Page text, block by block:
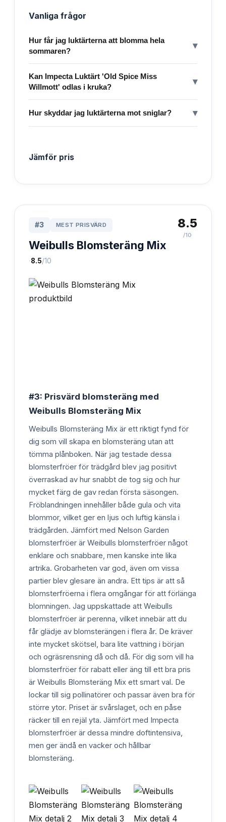
Vanliga frågor
Hur får jag luktärterna att blomma hela
sommaren?
▾
Kan Impecta Luktärt 'Old Spice Miss
Willmott' odlas i kruka?
▾
Hur skyddar jag luktärterna mot sniglar? ▾
Jämför pris
#3 MEST PRISVÄRD
Weibulls Blomsteräng Mix
·8.5/10
8.5
/10
#3: Prisvärd blomsteräng med
Weibulls Blomsteräng Mix
Weibulls Blomsteräng Mix är ett riktigt fynd för
dig som vill skapa en blomsteräng utan att
tömma plånboken. När jag testade dessa
blomsterfröer för trädgård blev jag positivt
överraskad av hur snabbt de tog sig och hur
mycket färg de gav redan första säsongen.
Fröblandningen innehåller både gula och vita
blommor, vilket ger en ljus och luftig känsla i
trädgården. Jämfört med Nelson Garden
blomsterfröer är Weibulls blomsterfröer något
enklare och snabbare, men kanske inte lika
artrika. Grobarheten var god, även om vissa
partier blev glesare än andra. Ett tips är att så
blomsterfröerna i flera omgångar för att förlänga
blomningen. Jag uppskattade att Weibulls
blomsterfröer är perenna, vilket innebär att du
får glädje av blomsterängen i flera år. De kräver
inte mycket skötsel, bara lite vattning i början
och ogräsrensning då och då. För dig som vill ha
blomsterfröer för rabatt eller äng till ett bra pris
är Weibulls Blomsteräng Mix ett smart val. De
lockar till sig pollinatörer och passar även bra för
större ytor. Priset är svårslaget, och en påse
räcker till en rejäl yta. Jämfört med Impecta
blomsterfröer är dessa mindre doftintensiva,
men ger ändå en vacker och hållbar
blomsteräng.